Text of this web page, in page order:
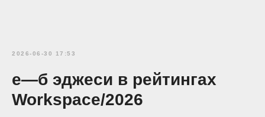
2026-06-30 17:53
е—б эджеси в рейтингах
Workspace/2026